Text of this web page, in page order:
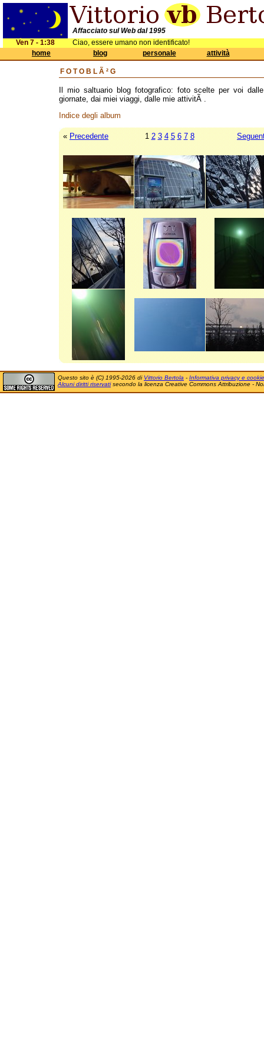
Affacciato sul Web dal 1995
Ven 7 - 1:38
Ciao, essere umano non identificato!
home
blog personale attività
FOTOBLÃ²G
Il mio saltuario blog fotografico: foto scelte per voi
giornate, dai miei viaggi, dalle mie attivitÃ .
Indice degli album
« Precedente 1 2 3 4 5 6 7 8
Questo sito è (C) 1995-2026 di Vittorio Bertola - Informativa privacy e cookie
Alcuni diritti riservatisecondo la licenza Creative Commons Attribuzione -